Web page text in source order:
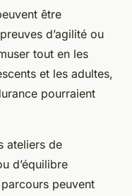
être
d’agilité ou
tout en les
et les adultes,
pourraient
ateliers de
d’équilibre
peuvent